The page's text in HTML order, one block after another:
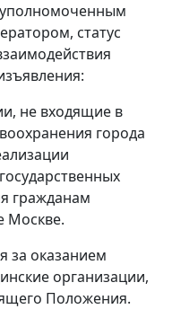
уполномоченным
статус
не входящие в
города
гражданам
Москве.
за оказанием
организации,
Положения.